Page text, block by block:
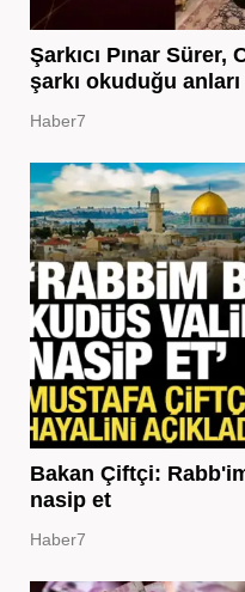
Şarkıcı Pınar
şarkı okuduğu anları
Haber7
Bakan Çiftçi:
nasip et
Haber7